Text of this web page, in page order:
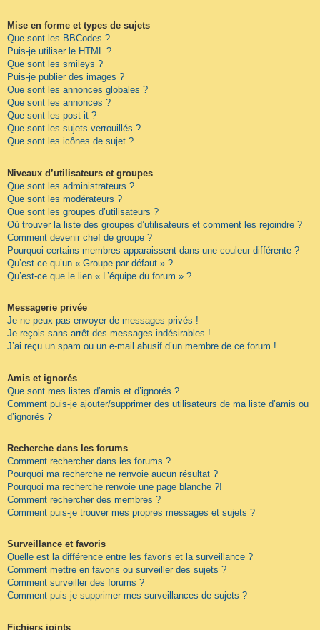
Mise en forme et types de sujets
Que sont les BBCodes ?
Puis-je utiliser le HTML ?
Que sont les smileys ?
Puis-je publier des images ?
Que sont les annonces globales ?
Que sont les annonces ?
Que sont les post-it ?
Que sont les sujets verrouillés ?
Que sont les icônes de sujet ?
Niveaux d’utilisateurs et groupes
Que sont les administrateurs ?
Que sont les modérateurs ?
Que sont les groupes d’utilisateurs ?
Où trouver la liste des groupes d’utilisateurs et comment les rejoindre ?
Comment devenir chef de groupe ?
Pourquoi certains membres apparaissent dans une couleur différente ?
Qu’est-ce qu’un « Groupe par défaut » ?
Qu’est-ce que le lien « L’équipe du forum » ?
Messagerie privée
Je ne peux pas envoyer de messages privés !
Je reçois sans arrêt des messages indésirables !
J’ai reçu un spam ou un e-mail abusif d’un membre de ce forum !
Amis et ignorés
Que sont mes listes d’amis et d’ignorés ?
Comment puis-je ajouter/supprimer des utilisateurs de ma liste d’amis ou
d’ignorés ?
Recherche dans les forums
Comment rechercher dans les forums ?
Pourquoi ma recherche ne renvoie aucun résultat ?
Pourquoi ma recherche renvoie une page blanche ?!
Comment rechercher des membres ?
Comment puis-je trouver mes propres messages et sujets ?
Surveillance et favoris
Quelle est la différence entre les favoris et la surveillance ?
Comment mettre en favoris ou surveiller des sujets ?
Comment surveiller des forums ?
Comment puis-je supprimer mes surveillances de sujets ?
Fichiers joints